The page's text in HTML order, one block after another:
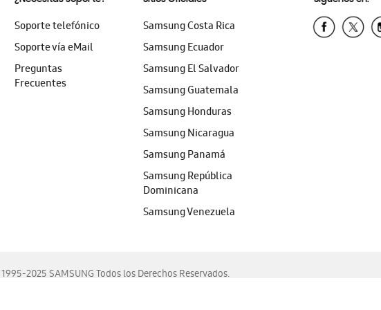
Soporte telefónico
Soporte vía eMail
Preguntas
Frecuentes
Samsung Costa Rica
Samsung Ecuador
Samsung El Salvador
Samsung Guatemala
Samsung Honduras
Samsung Nicaragua
Samsung Panamá
Samsung República
Dominicana
Samsung Venezuela
2025 SAMSUNG Todos los Derechos Reservados.